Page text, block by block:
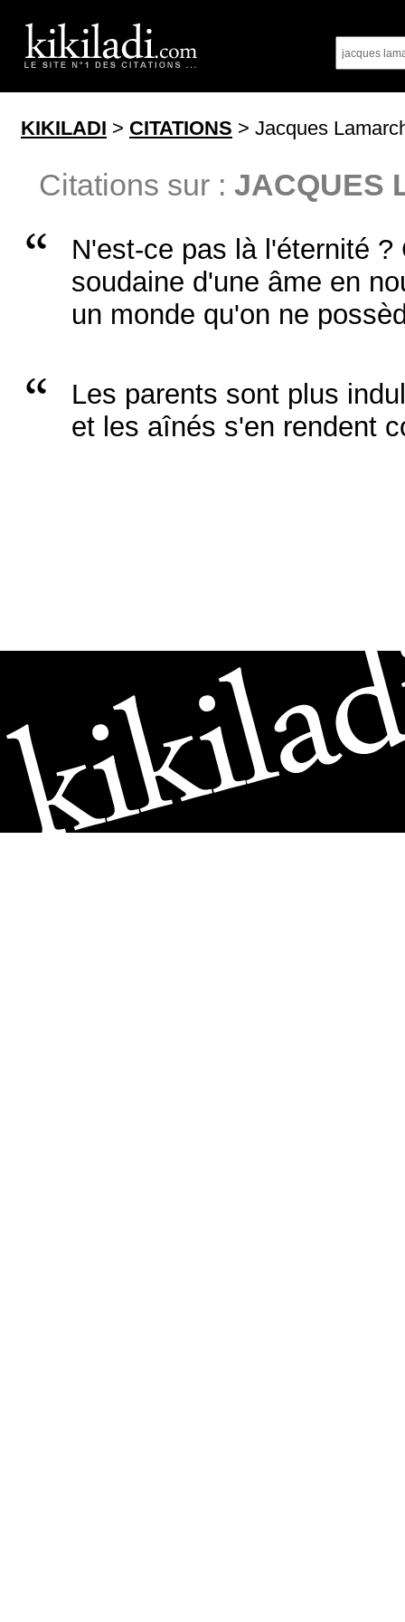
KIKILADI > CITATIONS > Jacques
Citations sur : JACQUES
N'est-ce pas là l'éternité ?
soudaine d'une âme en
un monde qu'on ne
Les parents sont plus
et les aînés s'en rendent